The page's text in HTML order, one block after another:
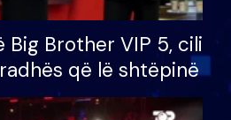
Brother VIP 5, cili
që lë shtëpinë